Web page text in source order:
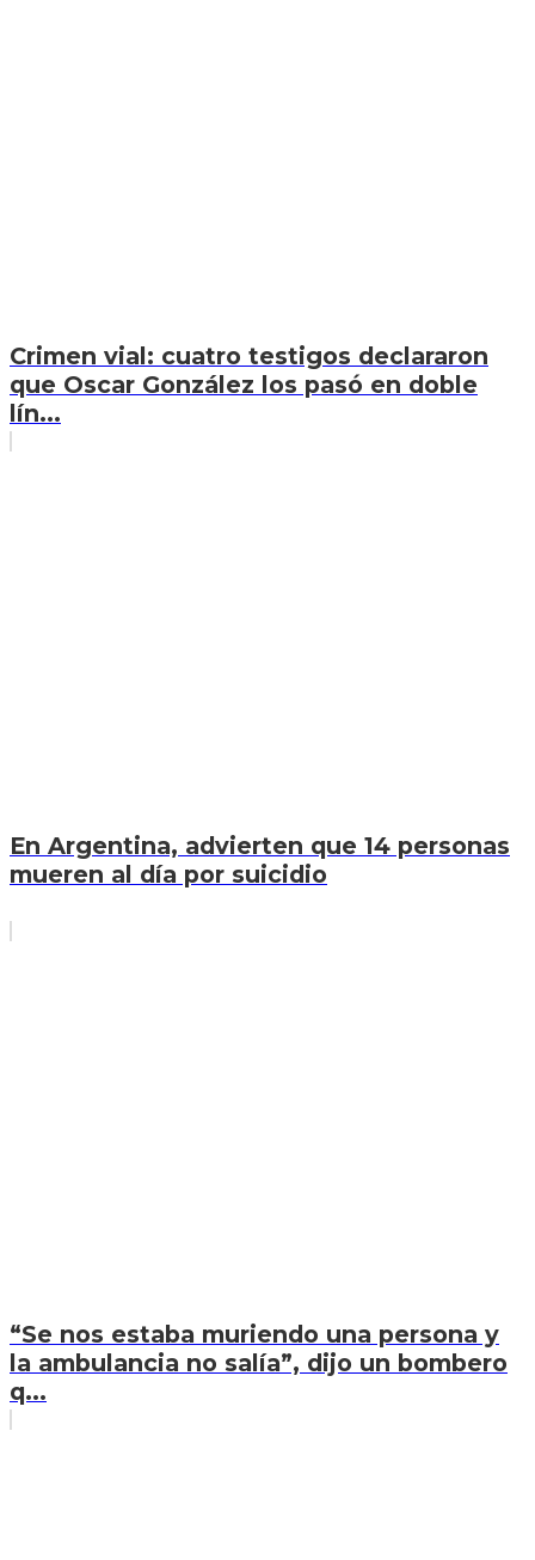
Crimen vial: cuatro testigos declararon
que Oscar González los pasó en doble
lín...
En Argentina, advierten que 14 personas
mueren al día por suicidio
“Se nos estaba muriendo una persona y
la ambulancia no salía”, dijo un bombero
q...